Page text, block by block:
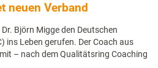
neuen Verband
Björn Migge den Deutschen
ins Leben gerufen. Der Coach aus
– nach dem Qualitätsring Coaching